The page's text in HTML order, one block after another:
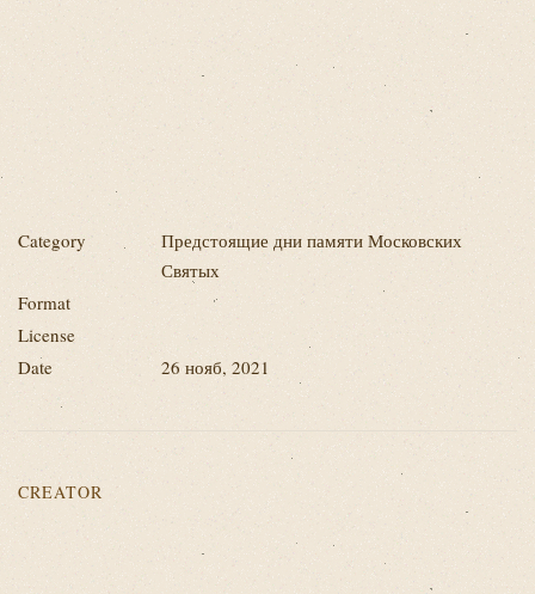
Category
Предстоящие дни памяти Московских
Святых
Format
License
Date
26 нояб, 2021
CREATOR